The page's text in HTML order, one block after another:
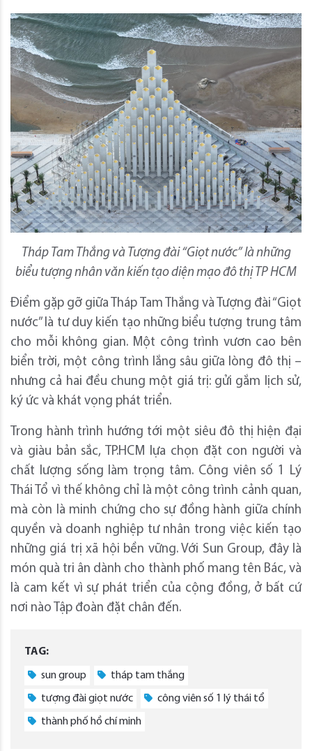
Tháp Tam Thắng và Tượng đài “Giọt nước” là những
biểu tượng nhân văn kiến tạo diện mạo đô thị TP HCM
Điểm gặp gỡ giữa Tháp Tam Thắng và Tượng đài “Giọt
nước” là tư duy kiến tạo những biểu tượng trung tâm
cho mỗi không gian. Một công trình vươn cao bên
biển trời, một công trình lắng sâu giữa lòng đô thị –
nhưng cả hai đều chung một giá trị: gửi gắm lịch sử,
ký ức và khát vọng phát triển.
Trong hành trình hướng tới một siêu đô thị hiện đại
và giàu bản sắc, TP.HCM lựa chọn đặt con người và
chất lượng sống làm trọng tâm. Công viên số 1 Lý
Thái Tổ vì thế không chỉ là một công trình cảnh quan,
mà còn là minh chứng cho sự đồng hành giữa chính
quyền và doanh nghiệp tư nhân trong việc kiến tạo
những giá trị xã hội bền vững. Với Sun Group, đây là
món quà tri ân dành cho thành phố mang tên Bác, và
là cam kết vì sự phát triển của cộng đồng, ở bất cứ
nơi nào Tập đoàn đặt chân đến.
TAG:
sun group tháp tam thắng
tượng đài giọt nước công viên số 1 lý thái tổ
thành phố hồ chí minh